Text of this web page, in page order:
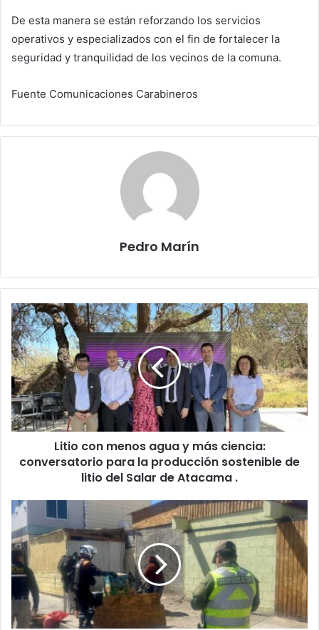
De esta manera se están reforzando los servicios
operativos y especializados con el fin de fortalecer la
seguridad y tranquilidad de los vecinos de la comuna.
Fuente Comunicaciones Carabineros
Pedro Marín
Litio con menos agua y más ciencia:
conversatorio para la producción sostenible de
litio del Salar de Atacama .